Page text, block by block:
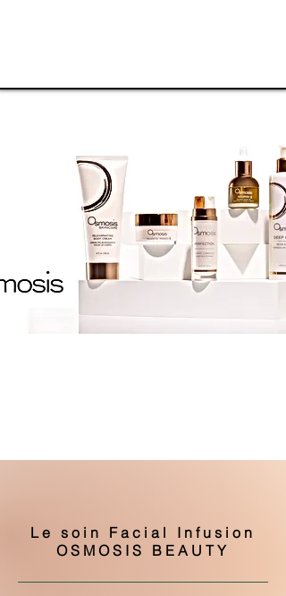
Le soin Facial Infusion
OSMOSIS BEAUTY